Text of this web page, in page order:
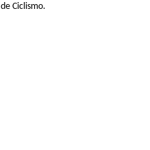
Ciclismo.